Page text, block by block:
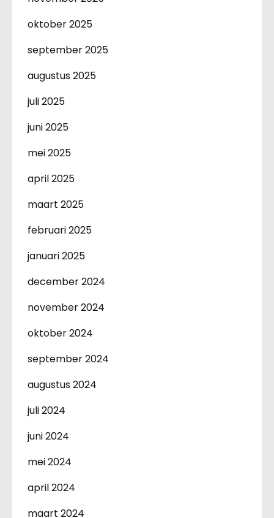
oktober 2025
september 2025
augustus 2025
juli 2025
juni 2025
mei 2025
april 2025
maart 2025
februari 2025
januari 2025
december 2024
november 2024
oktober 2024
september 2024
augustus 2024
juli 2024
juni 2024
mei 2024
april 2024
maart 2024